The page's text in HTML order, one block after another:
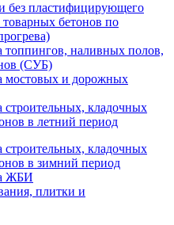
без пластифицирующего
товарных бетонов по
топпингов, наливных полов,
(СУБ)
мостовых и дорожных
строительных, кладочных
в летний период
строительных, кладочных
в зимний период
ЖБИ
плитки и